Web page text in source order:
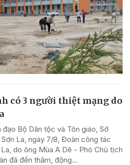
có 3 người thiệt mạng do
Bộ Dân tộc và Tôn giáo, Sở
La, ngày 7/8, Đoàn công tác
do ông Mùa A Dê - Phó Chủ tịch
đã đến thăm, động...